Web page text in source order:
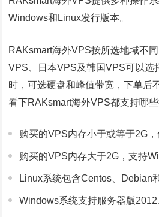
Windows和Linux发行版本。
RAKsmart海外VPS按所选地域不
VPS、日本VPS及韩国VPS可以选
时，可选硬盘和峰值带宽，下单后
看下RAKsmart海外VPS都支持哪些
购买的VPS内存小于或等于2G
购买的VPS内存大于2G，支持
Linux系统包含Centos、Debian
Windows系统支持服务器版